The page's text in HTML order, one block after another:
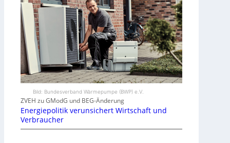
Bild: Bundesverband Wärmepumpe (BWP) e.V.
ZVEH zu GModG und BEG-Änderung
Energiepolitik verunsichert Wirtschaft und
Verbraucher